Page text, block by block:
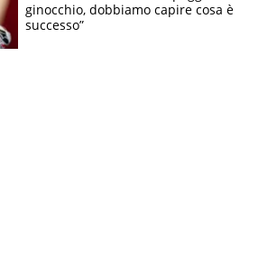
ginocchio, dobbiamo capire cosa è
successo”